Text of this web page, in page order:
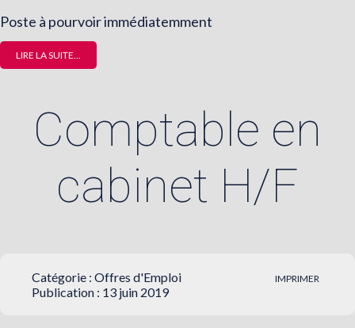
Poste à pourvoir immédiatemment
LIRE LA SUITE...
Comptable en
cabinet H/F
IMPRIMER
Catégorie : Offres d'Emploi
Publication : 13 juin 2019